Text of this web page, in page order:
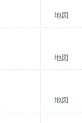
地図
地図
地図